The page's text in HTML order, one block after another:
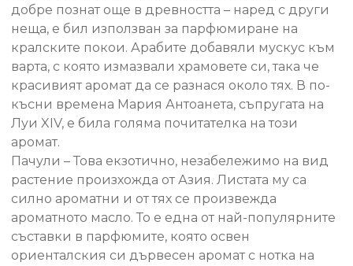
добре познат още в древността – наред с други
неща, е бил използван за парфюмиране на
кралските покои. Арабите добавяли мускус към
варта, с която измазвали храмовете си, така че
красивият аромат да се разнася около тях. В по-
късни времена Мария Антоанета, съпругата на
Луи XIV, е била голяма почитателка на този
аромат.
Пачули – Това екзотично, незабележимо на вид
растение произхожда от Азия. Листата му са
силно ароматни и от тях се произвежда
ароматното масло. То е една от най-популярните
съставки в парфюмите, която освен
ориенталския си дървесен аромат с нотка на